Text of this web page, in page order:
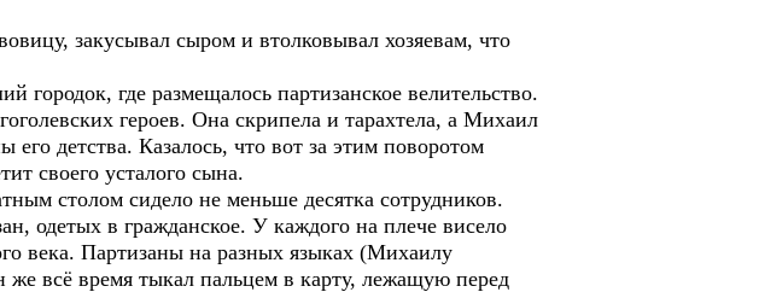
закусывал сыром и втолковывал хозяевам, что
городок, где размещалось партизанское велительство.
героев. Она скрипела и тарахтела, а Михаил
детства. Казалось, что вот за этим поворотом
своего усталого сына.
столом сидело не меньше десятка сотрудников.
одетых в гражданское. У каждого на плече висело
века. Партизаны на разных языках (Михаилу
же всё время тыкал пальцем в карту, лежащую перед